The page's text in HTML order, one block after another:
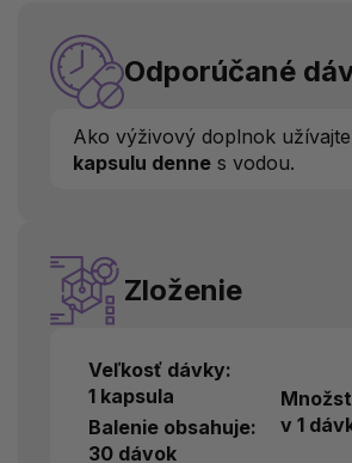
Odporúčané
Ako výživový doplnok
kapsulu denne s vodou.
Zloženie
Veľkosť dávky:
1 kapsula
Balenie obsahuje:
30 dávok
v 1